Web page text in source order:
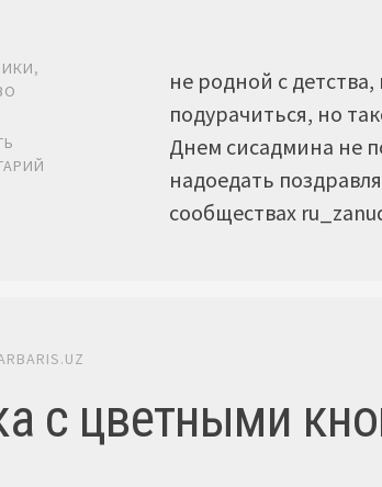
,
не родной с
подурачиться, но
Днем сисадмина не
надоедать
сообществах
с цветными